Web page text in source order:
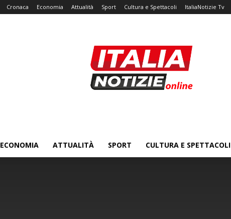
Cronaca Economia Attualità Sport Cultura e Spettacoli ItaliaNotizie Tv
ECONOMIA ATTUALITÀ SPORT CULTURA E SPETTACOLI